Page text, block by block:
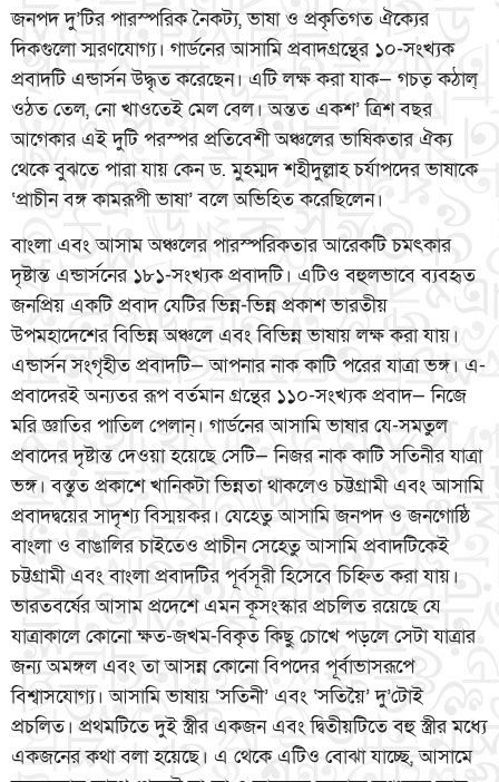
জনপদ দু’টির পারস্পরিক নৈকট্য, ভাষা ও প্রকৃতিগত ঐক্যের
দিকগুলো স্মরণযোগ্য। গার্ডনের আসামি প্রবাদগ্রন্থের ১০-সংখ্যক
প্রবাদটি এন্ডার্সন উদ্ধৃত করেছেন। এটি লক্ষ করা যাক— গচত্ কঠাল্
ওঠত তেল, নো খাওতেই মেল বেল। অন্তত একশ’ ত্রিশ বছর
আগেকার এই দুটি পরস্পর প্রতিবেশী অঞ্চলের ভাষিকতার ঐক্য
থেকে বুঝতে পারা যায় কেন ড. মুহম্মদ শহীদুল্লাহ চর্যাপদের ভাষাকে
‘প্রাচীন বঙ্গ কামরূপী ভাষা’ বলে অভিহিত করেছিলেন।
বাংলা এবং আসাম অঞ্চলের পারস্পরিকতার আরেকটি চমৎকার
দৃষ্টান্ত এন্ডার্সনের ১৮১-সংখ্যক প্রবাদটি। এটিও বহুলভাবে ব্যবহৃত
জনপ্রিয় একটি প্রবাদ যেটির ভিন্ন-ভিন্ন প্রকাশ ভারতীয়
উপমহাদেশের বিভিন্ন অঞ্চলে এবং বিভিন্ন ভাষায় লক্ষ করা যায়।
এন্ডার্সন সংগৃহীত প্রবাদটি— আপনার নাক কাটি পরের যাত্রা ভঙ্গ। এ-
প্রবাদেরই অন্যতর রূপ বর্তমান গ্রন্থের ১১০-সংখ্যক প্রবাদ— নিজে
মরি জ্ঞাতির পাতিল পেলান্। গার্ডনের আসামি ভাষার যে-সমতুল
প্রবাদের দৃষ্টান্ত দেওয়া হয়েছে সেটি— নিজর নাক কাটি সতিনীর যাত্রা
ভঙ্গ। বস্তুত প্রকাশে খানিকটা ভিন্নতা থাকলেও চট্টগ্রামী এবং আসামি
প্রবাদদ্বয়ের সাদৃশ্য বিস্ময়কর। যেহেতু আসামি জনপদ ও জনগোষ্ঠি
বাংলা ও বাঙালির চাইতেও প্রাচীন সেহেতু আসামি প্রবাদটিকেই
চট্টগ্রামী এবং বাংলা প্রবাদটির পূর্বসূরী হিসেবে চিহ্নিত করা যায়।
ভারতবর্ষের আসাম প্রদেশে এমন কূসংস্কার প্রচলিত রয়েছে যে
যাত্রাকালে কোনো ক্ষত-জখম-বিকৃত কিছু চোখে পড়লে সেটা যাত্রার
জন্য অমঙ্গল এবং তা আসন্ন কোনো বিপদের পূর্বাভাসরূপে
বিশ্বাসযোগ্য। আসামি ভাষায় ‘সতিনী’ এবং ‘সতিয়ৈ’ দু’টোই
প্রচলিত। প্রথমটিতে দুই স্ত্রীর একজন এবং দ্বিতীয়টিতে বহু স্ত্রীর মধ্যে
একজনের কথা বলা হয়েছে। এ থেকে এটিও বোঝা যাচ্ছে, আসামে